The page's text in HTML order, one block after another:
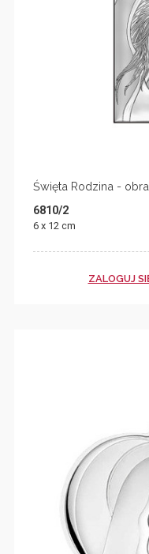
Święta Rodzina -
6810/2
6 x 12 cm
ZALOGUJ